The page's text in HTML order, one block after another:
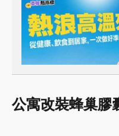
公寓改裝蜂巢膠